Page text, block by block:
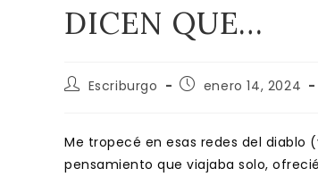
DICEN QUE…
Autor
entrada:
Escriburgo
Publicación
entrada:
enero 14, 2024
Me tropecé en esas redes del diablo
pensamiento que viajaba solo,